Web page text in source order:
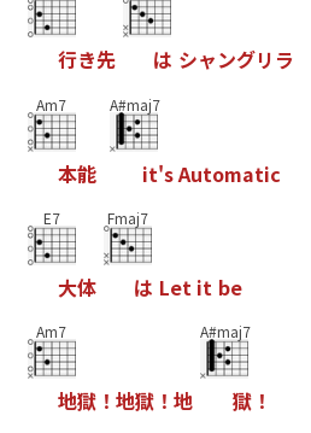
行き先 は シャングリ ラ
Am7
本能
A#maj7
it'sAutomatic
E7
大体
Fmaj7
は Let it be
Am7
地獄！ 地獄！ 地
A#maj7
獄！